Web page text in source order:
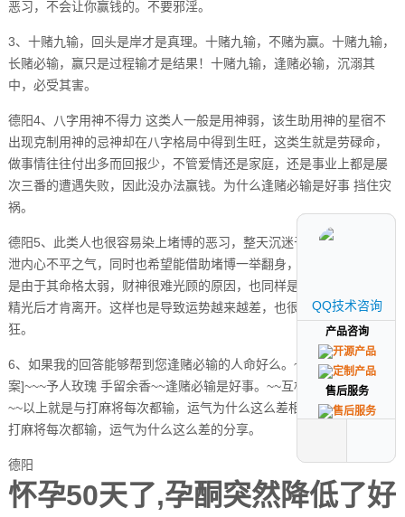
恶习，不会让你赢钱的。不要邪淫。
3、十赌九输，回头是岸才是真理。十赌九输，不赌为赢。十赌九输，
长赌必输，赢只是过程输才是结果！十赌九输，逢赌必输，沉溺其
中，必受其害。
德阳4、八字用神不得力 这类人一般是用神弱，该生助用神的星宿不
出现克制用神的忌神却在八字格局中得到生旺，这类生就是劳碌命，
做事情往往付出多而回报少，不管爱情还是家庭，还是事业上都是屡
次三番的遭遇失败，因此没办法赢钱。为什么逢赌必输是好事 挡住灾
祸。
德阳5、此类人也很容易染上堵博的恶习，整天沉迷于赌局中，以此发
泄内心不平之气，同时也希望能借助堵博一举翻身，成为有钱人。但
是由于其命格太弱，财神很难光顾的原因，也同样是逢赌必输，输得
精光后才肯离开。这样也是导致运势越来越差，也很容易越赌越疯
狂。
6、如果我的回答能够帮到您逢赌必输的人命好么。~~~请[采纳答
案]~~~予人玫瑰 手留余香~~逢赌必输是好事。~~互相帮助 共同进步
~~以上就是与打麻将每次都输，运气为什么这么差相关内容，是关于
打麻将每次都输，运气为什么这么差的分享。
德阳
怀孕50天了,孕酮突然降低了好
QQ技术咨询
产品咨询
售后服务
QQ技术咨询
产品咨询
售后服务